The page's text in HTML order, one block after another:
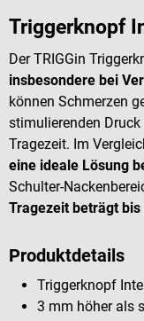
Triggerknopf
Der TRIGGin
insbesondere bei
können Schmerzen
stimulierenden
Tragezeit. Im
eine ideale Lösung
Schulter-
Tragezeit beträgt bis
Produktdetails
Triggerknopf
3 mm höher als